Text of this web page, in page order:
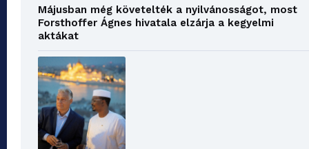
Májusban még követelték a nyilvánosságot, most
Forsthoffer Ágnes hivatala elzárja a kegyelmi
aktákat